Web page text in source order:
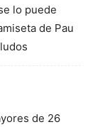
lo puede
de Pau
de 26